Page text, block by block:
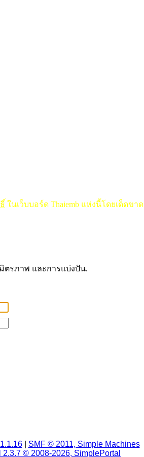
ในเว็บบอร์ด Thaiemb แห่งนี้โดยเด็ดขาด
ตรภาพ และการแบ่งปัน.
| SMF © 2011, Simple Machines
2.3.7 © 2008-2026, SimplePortal